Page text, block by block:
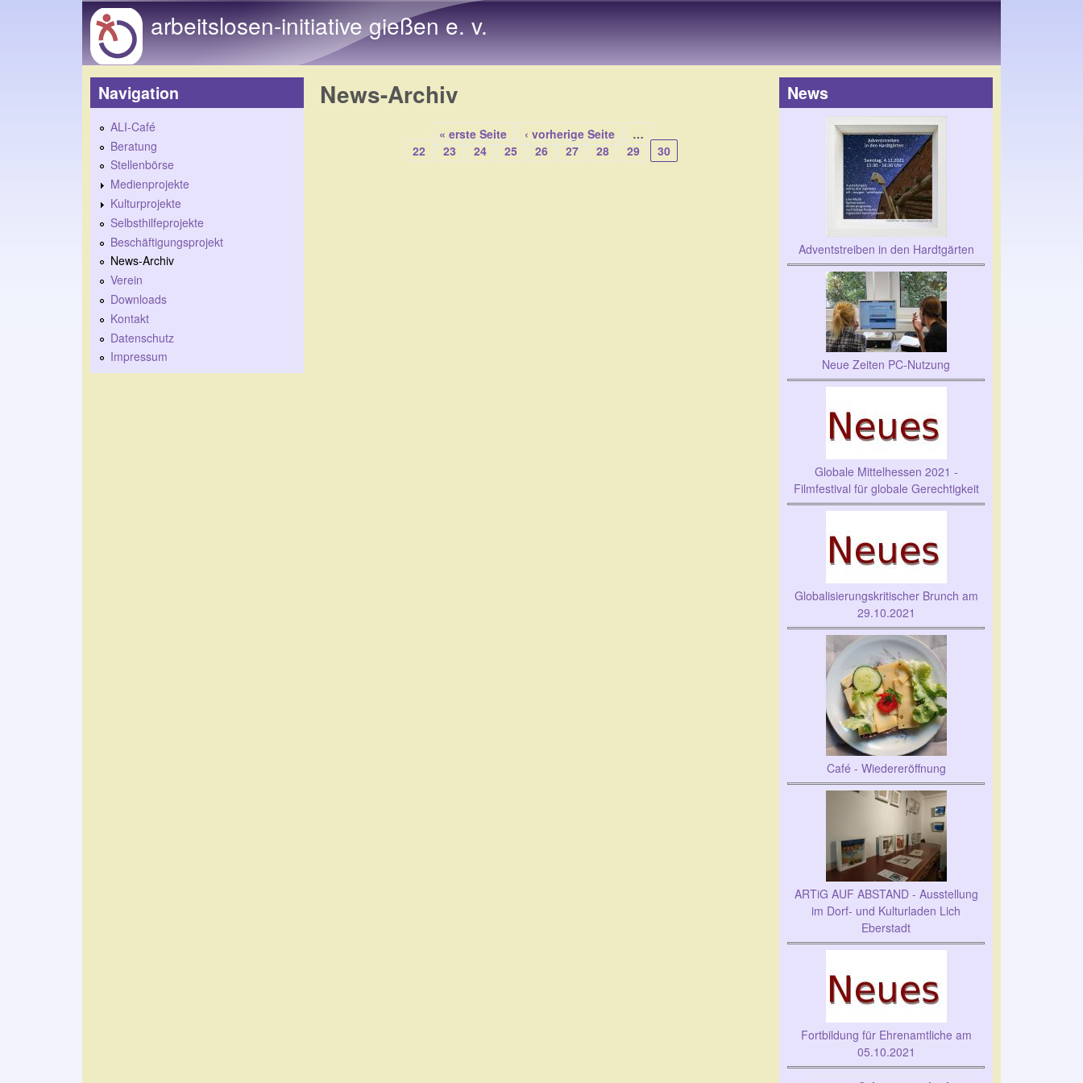
arbeitslosen-initiative gießen e. v.
News-Archiv
« erste Seite ‹ vorherige Seite
…
22
23 24 25 26 27 28 29 30
Navigation
ALI-Café
Beratung
Stellenbörse
Medienprojekte
Kulturprojekte
Selbsthilfeprojekte
Beschäftigungsprojekt
News-Archiv
Verein
Downloads
Kontakt
Datenschutz
Impressum
News
Adventstreiben in den Hardtgärten
Neue Zeiten PC-Nutzung
Globale Mittelhessen 2021 -
Filmfestival für globale Gerechtigkeit
Globalisierungskritischer Brunch am
29.10.2021
Café - Wiedereröffnung
ARTiG AUF ABSTAND - Ausstellung
im Dorf- und Kulturladen Lich
Eberstadt
Fortbildung für Ehrenamtliche am
05.10.2021